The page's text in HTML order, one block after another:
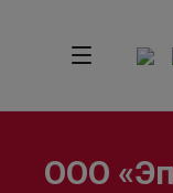
ООО